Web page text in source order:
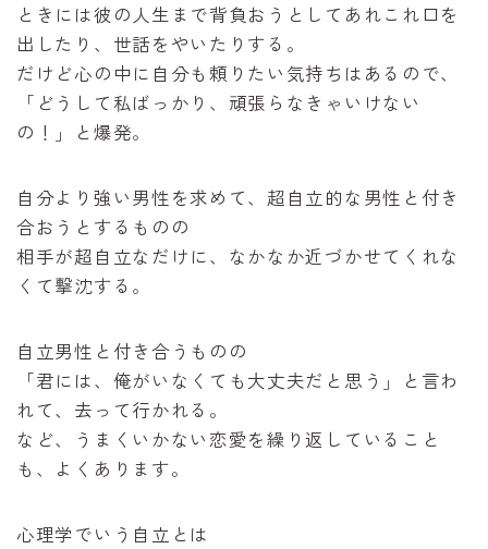
ときには彼の人生まで背負おうとしてあれこれ口を
出したり、世話をやいたりする。
だけど心の中に自分も頼りたい気持ちはあるので、
「どうして私ばっかり、頑張らなきゃいけない
の！」と爆発。
自分より強い男性を求めて、超自立的な男性と付き
合おうとするものの
相手が超自立なだけに、なかなか近づかせてくれな
くて撃沈する。
自立男性と付き合うものの
「君には、俺がいなくても大丈夫だと思う」と言わ
れて、去って行かれる。
など、うまくいかない恋愛を繰り返していること
も、よくあります。
心理学でいう自立とは